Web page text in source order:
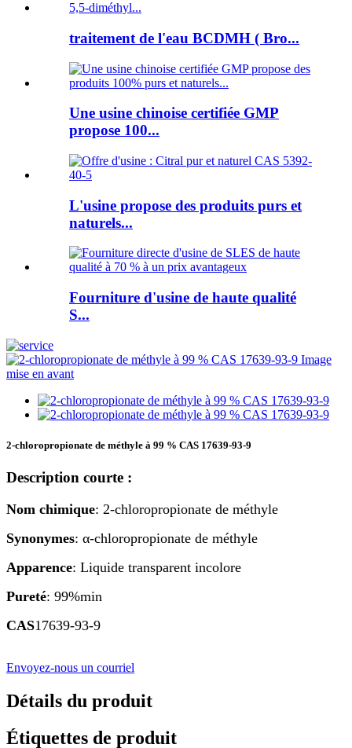
traitement de l'eau BCDMH ( Bro...
Une usine chinoise certifiée GMP
propose 100...
L'usine propose des produits purs et
naturels...
Fourniture d'usine de haute qualité
S...
2-chloropropionate de méthyle à 99 % CAS 17639-93-9
Description courte :
Nom chimique: 2-chloropropionate de méthyle
Synonymes: α-chloropropionate de méthyle
Apparence: Liquide transparent incolore
Pureté: 99%min
CAS17639-93-9
Envoyez-nous un courriel
Détails du produit
Étiquettes de produit